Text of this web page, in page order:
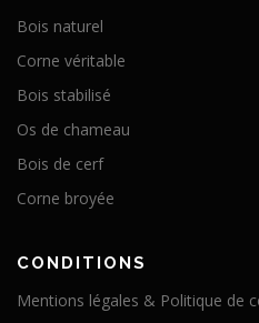
Bois naturel
Corne véritable
Bois stabilisé
Os de chameau
Bois de cerf
Corne broyée
CONDITIONS
Mentions légales & Politique de